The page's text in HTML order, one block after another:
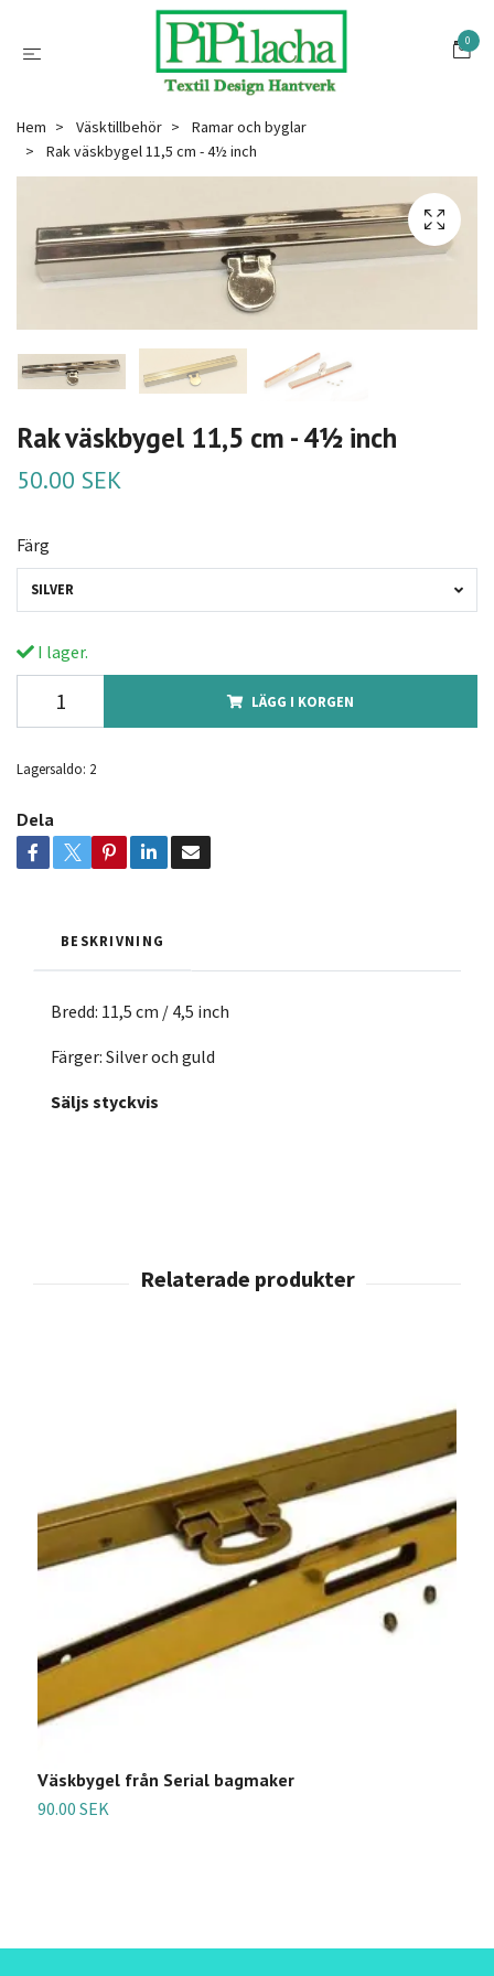
0
Hem Väsktillbehör
Ramar och byglar
Rak väskbygel 11,5 cm - 4½ inch
Rak väskbygel 11,5 cm - 4½ inch
50.00 SEK
Färg
SILVER
I lager.
LÄGG I KORGEN
Lagersaldo: 2
Dela
BESKRIVNING
Bredd: 11,5 cm / 4,5 inch
Färger: Silver och guld
Säljs styckvis
Väskbygel från Serial bagmaker
90.00 SEK